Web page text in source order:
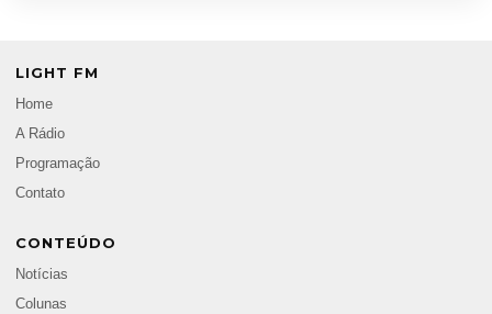
LIGHT FM
Home
A Rádio
Programação
Contato
CONTEÚDO
Notícias
Colunas